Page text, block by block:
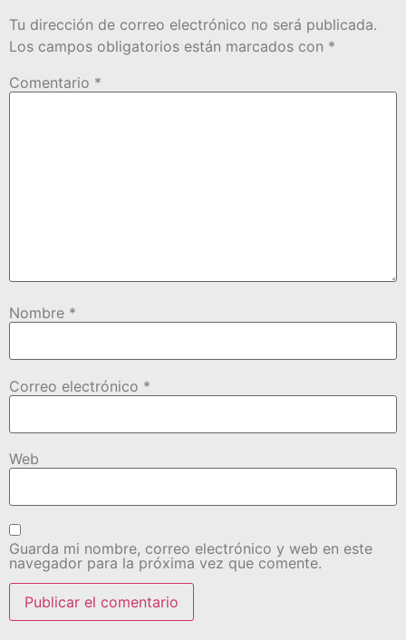
Tu dirección de correo electrónico no será publicada.
Los campos obligatorios están marcados con *
Comentario *
Nombre *
Correo electrónico *
Web
Guarda mi nombre, correo electrónico y web en este
navegador para la próxima vez que comente.